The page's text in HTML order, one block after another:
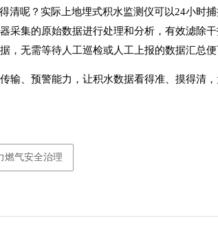
清呢？实际上地埋式积水监测仪可以24小时
采集的原始数据进行处理和分析，有效滤除
，无需等待人工巡检或人工上报的数据汇总便
输、预警能力，让积水数据看得准、摸得清
燃气安全治理